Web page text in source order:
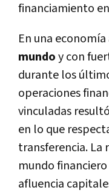
financiamiento
En una
mundoy con
durante los
operaciones
vinculadas
en lo que
transferencia. La
mundo
afluencia